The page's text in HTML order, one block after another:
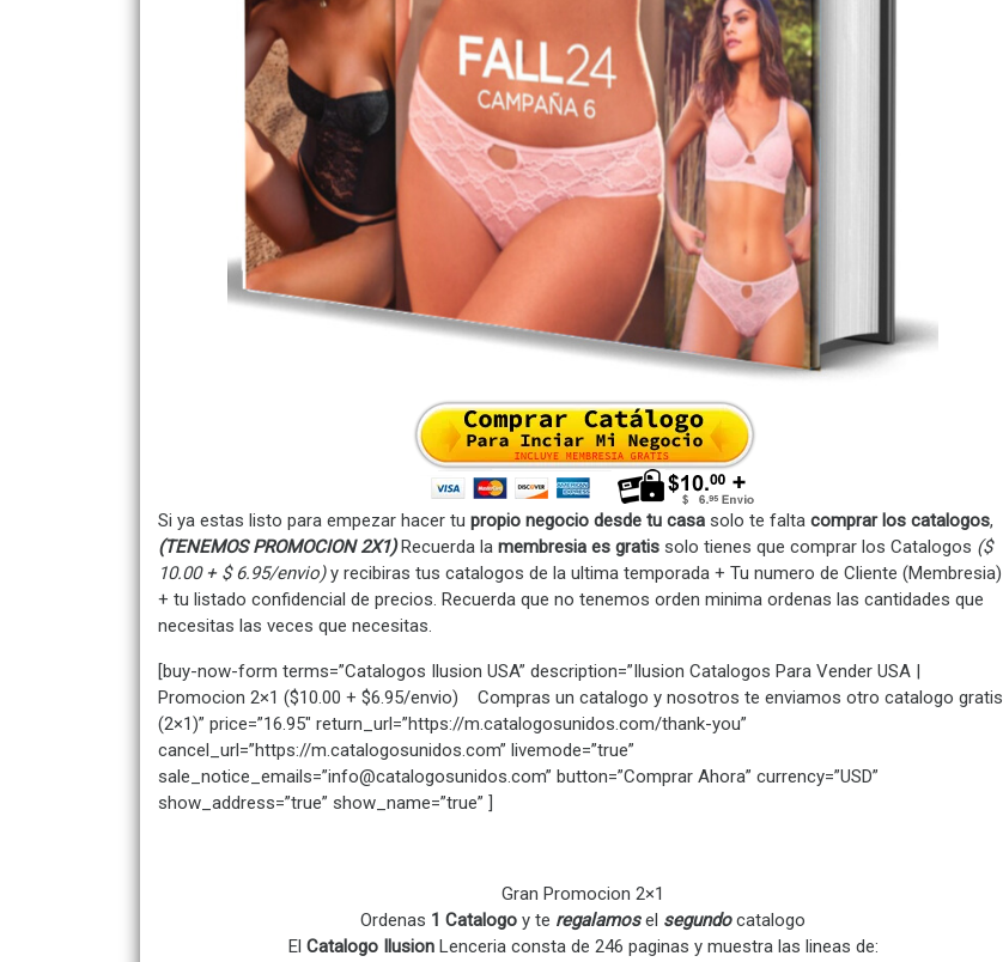
Si ya estas listo para empezar hacer tu propio negocio desde tu casa solo te falta comprar los catalogos,
(TENEMOS PROMOCION 2X1) Recuerda la membresia es gratis solo tienes que comprar los Catalogos ($
10.00 + $ 6.95/envio)y recibiras tus catalogos de la ultima temporada + Tu numero de Cliente (Membresia)
+ tu listado confidencial de precios. Recuerda que no tenemos orden minima ordenas las cantidades que
necesitas las veces que necesitas.
[buy-now-form terms=”Catalogos Ilusion USA” description=”Ilusion Catalogos Para Vender USA |
Promocion 2×1 ($10.00 + $6.95/envio) Compras un catalogo y nosotros te enviamos otro catalogo gratis
(2×1)” price=”16.95″ return_url=”https://m.catalogosunidos.com/thank-you”
cancel_url=”https://m.catalogosunidos.com” livemode=”true”
sale_notice_emails=”info@catalogosunidos.com” button=”Comprar Ahora” currency=”USD”
show_address=”true” show_name=”true” ]
Gran Promocion 2×1
Ordenas 1 Catalogo y te regalamosel segundocatalogo
El Catalogo IlusionLenceria consta de 246 paginas y muestra las lineas de: